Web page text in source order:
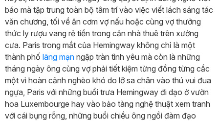
báo mà tập trung toàn bộ tâm trí vào việc viết lách sáng tác
văn chương, tối về ăn cơm vợ nấu hoặc cùng vợ thưởng
thức ly rượu vang rẻ tiền trong căn nhà thuê trên xưởng
cưa. Paris trong mắt của Hemingway không chỉ là một
thành phố lãng mạn ngập tràn tình yêu mà còn là những
tháng ngày ông cùng vợ phải tiết kiệm từng đồng từng cắc
một vì hoàn cảnh nghèo khó do lỡ sa chân vào thú vui đua
ngựa, Paris với những buổi trưa Hemingway đi dạo ở vườn
hoa Luxembourge hay vào bảo tàng nghệ thuật xem tranh
với cái bụng rỗng, những buổi chiều ông ngồi đàm đạo